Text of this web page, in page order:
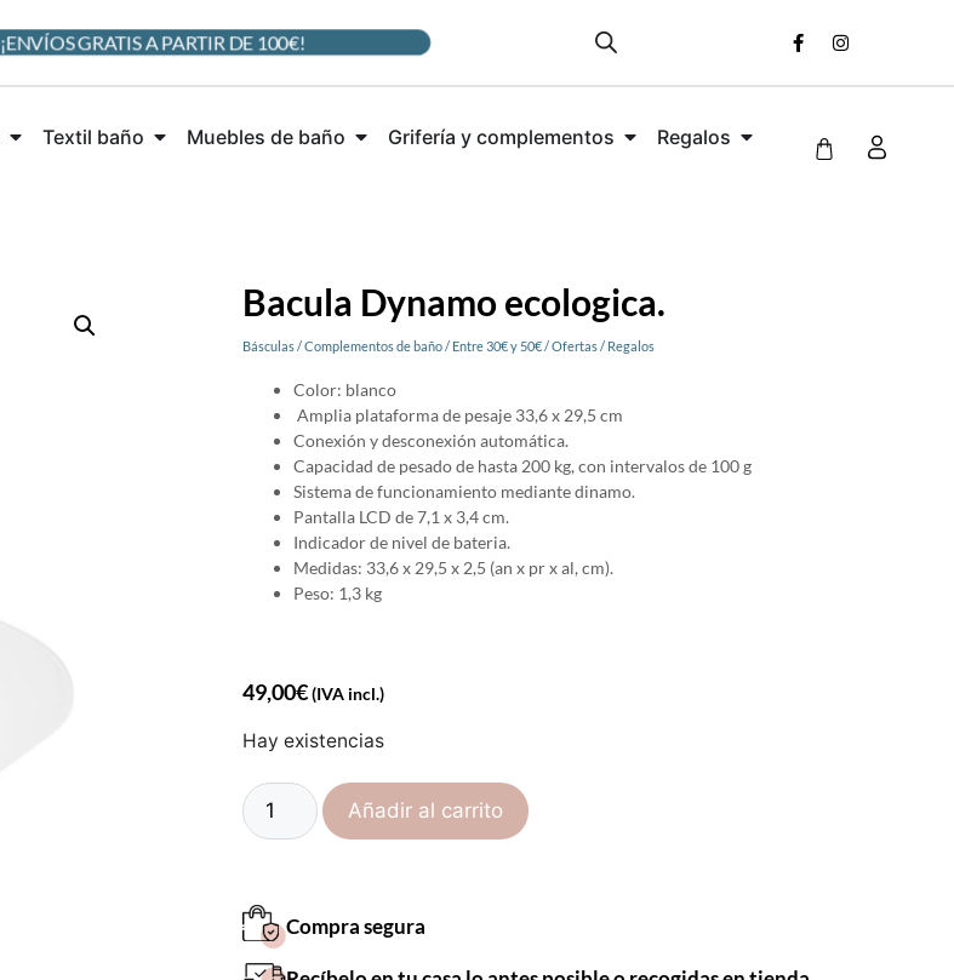
¡ENVÍOS GRATIS A PARTIR DE 100€!
Textil baño Muebles de baño Grifería y complementos Regalos
Bacula Dynamo ecologica.
Básculas/Complementos de baño/ Entre 30€ y 50€/Ofertas/ Regalos
Color: blanco
Amplia plataforma de pesaje 33,6 x 29,5 cm
Conexión y desconexión automática.
Capacidad de pesado de hasta 200 kg, con intervalos de 100 g
Sistema de funcionamiento mediante dinamo.
Pantalla LCD de 7,1 x 3,4 cm.
Indicador de nivel de bateria.
Medidas: 33,6 x 29,5 x 2,5 (an x pr x al, cm).
Peso: 1,3 kg
49,00€(IVA incl.)
Hay existencias
Añadir al carrito
Compra segura